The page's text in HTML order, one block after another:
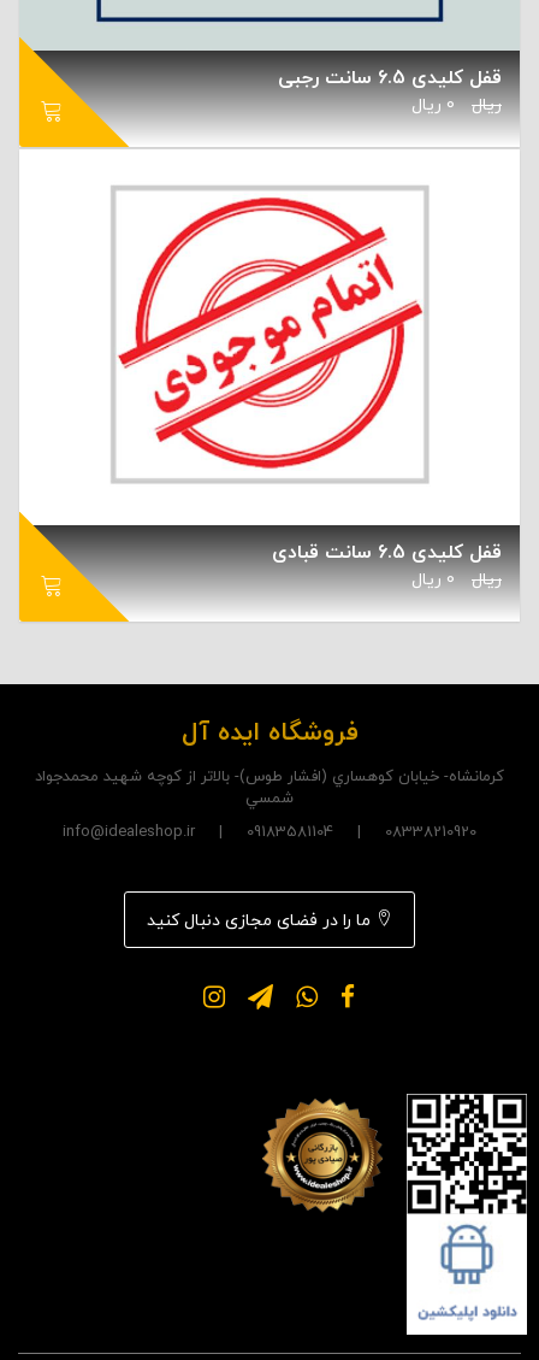
قفل کلیدی 6.5 سانت رجبی
ریال 0 ریال
قفل کلیدی 6.5 سانت قبادی
ریال 0 ریال
فروشگاه ایده آل
کرمانشاه- خيابان کوهساري (افشار طوس)- بالاتر از کوچه شهيد محمدجواد
شمسي
08338210920 | 09183581104 | info@idealeshop.ir
ما را در فضای مجازی دنبال کنید